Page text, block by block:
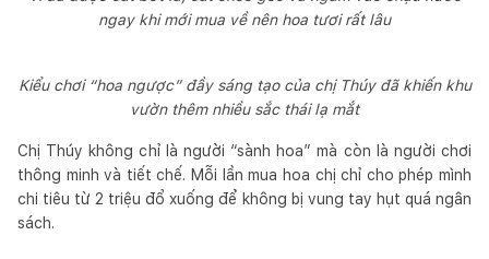
ngay khi mới mua về nên hoa tươi rất lâu
Kiểu chơi “hoa ngược” đầy sáng tạo của chị Thúy đã khiến khu
vườn thêm nhiều sắc thái lạ mắt
Chị Thúy không chỉ là người “sành hoa” mà còn là người chơi
thông minh và tiết chế. Mỗi lần mua hoa chị chỉ cho phép mình
chi tiêu từ 2 triệu đổ xuống để không bị vung tay hụt quá ngân
sách.